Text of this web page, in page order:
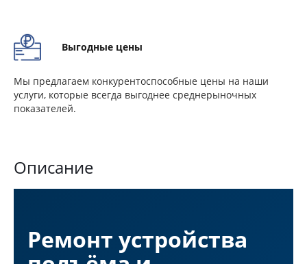
Выгодные цены
Мы предлагаем конкурентоспособные цены на наши
услуги, которые всегда выгоднее среднерыночных
показателей.
Описание
Ремонт устройства